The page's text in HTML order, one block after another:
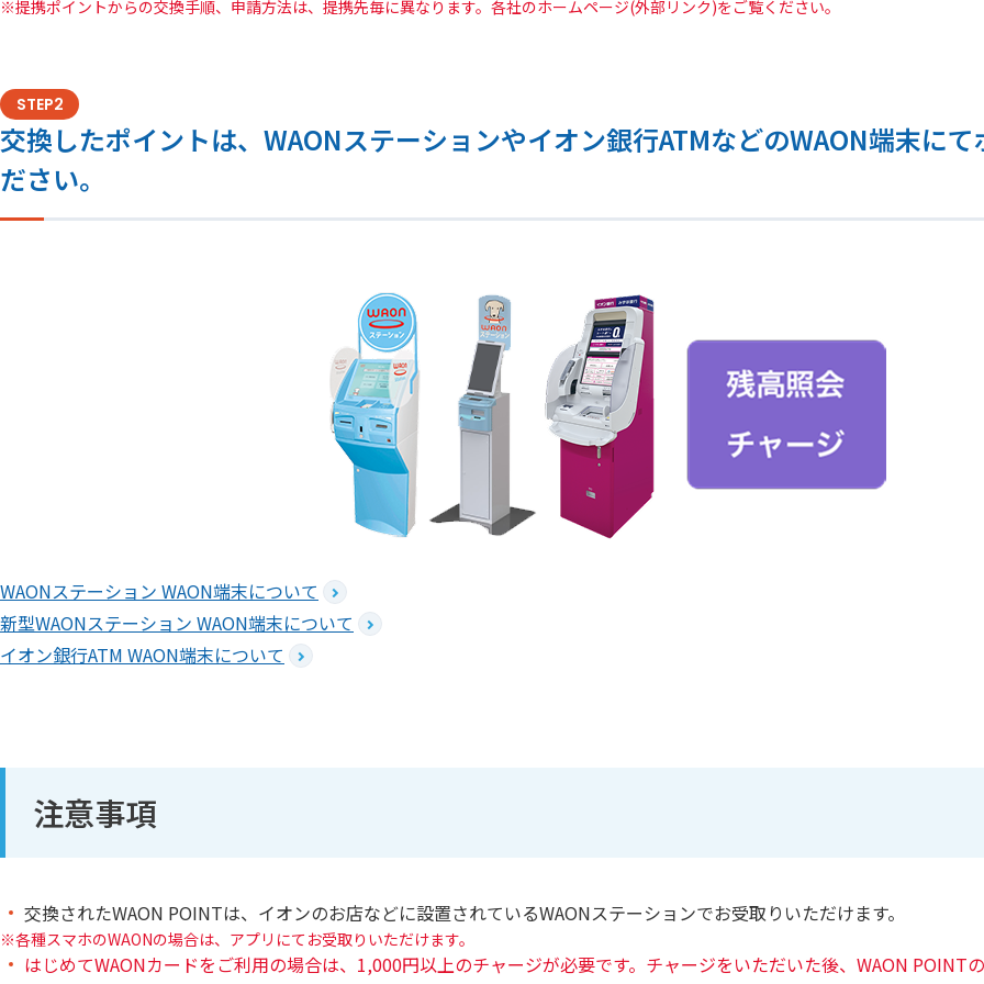
提携ポイントからの交換手順、申請方法は、提携先毎に異なります。各社のホームページ(外部リンク)をご覧ください。
STEP2
交換したポイントは、WAONステーションやイオン銀行ATMなどのWAON端末にて
ださい。
WAONステーション WAON端末について
新型WAONステーション WAON端末について
イオン銀行ATM WAON端末について
注意事項
交換されたWAON POINTは、イオンのお店などに設置されているWAONステーションでお受取りいただけます。
各種スマホのWAONの場合は、アプリにてお受取りいただけます。
はじめてWAONカードをご利用の場合は、1,000円以上のチャージが必要です。チャージをいただいた後、WAON POINT